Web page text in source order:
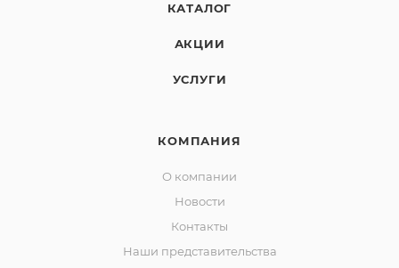
КАТАЛОГ
АКЦИИ
УСЛУГИ
КОМПАНИЯ
О компании
Новости
Контакты
Наши представительства